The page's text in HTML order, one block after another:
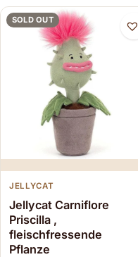
SOLD OUT
JELLYCAT
Jellycat Carniflore
Priscilla ,
fleischfressende
Pflanze